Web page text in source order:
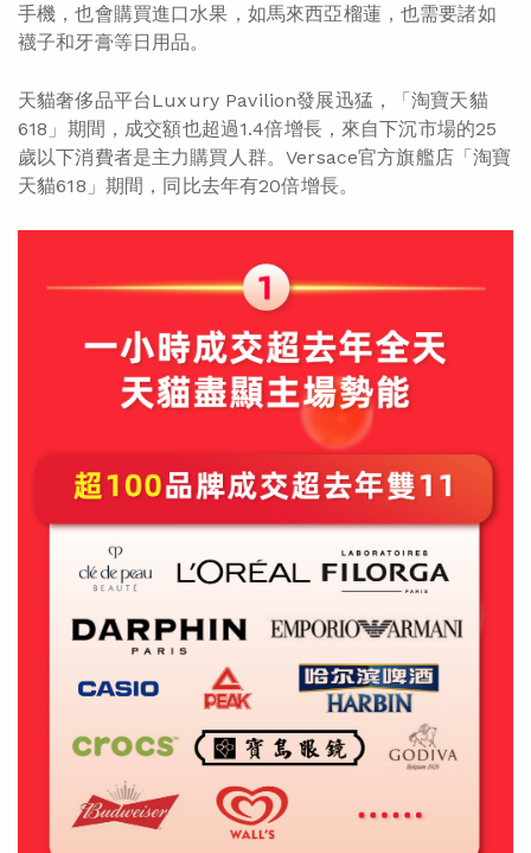
手機，也會購買進口水果，如馬來西亞榴蓮，也需要諸如
襪子和牙膏等日用品。
天貓奢侈品平台Luxury Pavilion發展迅猛，「淘寶天貓
618」期間，成交額也超過1.4倍增長，來自下沉市場的25
歲以下消費者是主力購買人群。Versace官方旗艦店「淘寶
天貓618」期間，同比去年有20倍增長。